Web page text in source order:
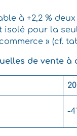
à +2,2 %
isolé pour la
» (cf.
de vente à
-